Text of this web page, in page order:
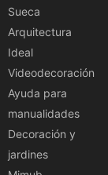
Sueca
Arquitectura
Ideal
Videodecoración
Ayuda para
manualidades
Decoración y
jardines